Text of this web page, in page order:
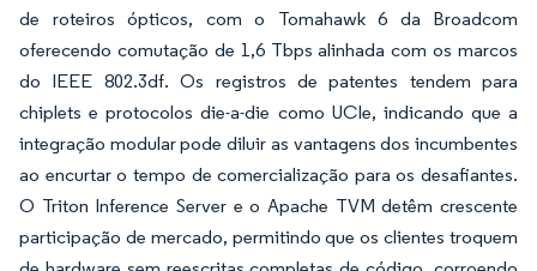
de roteiros ópticos, com o Tomahawk 6 da Broadcom
oferecendo comutação de 1,6 Tbps alinhada com os marcos
do IEEE 802.3df. Os registros de patentes tendem para
chiplets e protocolos die-a-die como UCIe, indicando que a
integração modular pode diluir as vantagens dos incumbentes
ao encurtar o tempo de comercialização para os desafiantes.
O Triton Inference Server e o Apache TVM detêm crescente
participação de mercado, permitindo que os clientes troquem